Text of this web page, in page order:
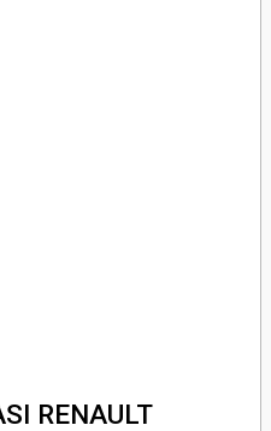
RENAULT